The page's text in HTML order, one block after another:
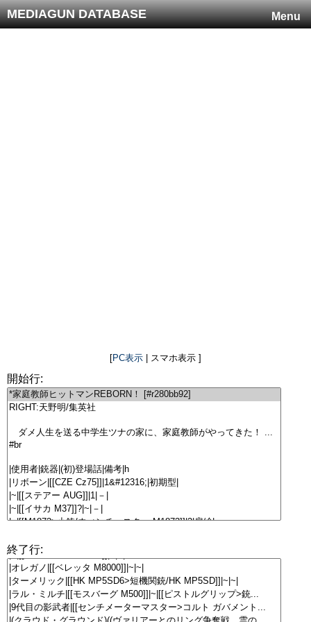
Menu
MEDIAGUN DATABASE
[PC表示 | スマホ表示 ]
開始行:
終了行: